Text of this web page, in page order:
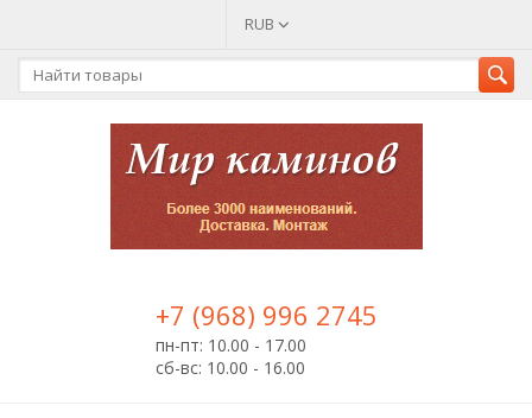
RUB
+7 (968) 996 2745
пн-пт: 10.00 - 17.00
сб-вс: 10.00 - 16.00